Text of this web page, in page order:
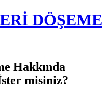
DÖŞEME
Hakkında
misiniz?